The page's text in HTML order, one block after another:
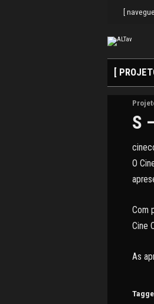
content
[
[
S
O
Com
Cine
As